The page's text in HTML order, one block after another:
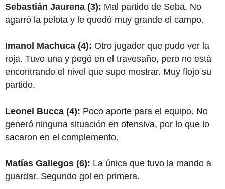
Sebastián Jaurena (3): Mal partido de Seba. No
agarró la pelota y le quedó muy grande el campo.
Imanol Machuca (4): Otro jugador que pudo ver la
roja. Tuvo una y pegó en el travesaño, pero no está
encontrando el nivel que supo mostrar. Muy flojo su
partido.
Leonel Bucca (4): Poco aporte para el equipo. No
generó ninguna situación en ofensiva, por lo que lo
sacaron en el complemento.
Matías Gallegos (6): La única que tuvo la mando a
guardar. Segundo gol en primera.